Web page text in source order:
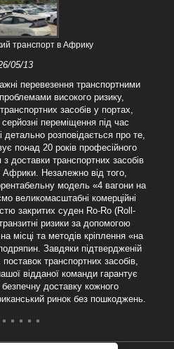
транспорт в Африку
05/13
перевезення транспортними
високого ризику,
засобів у портах,
переміщення під час
детально розповідається про те,
понад 20 років професійного
доставки транспортних засобів
Африки. Незалежно від того,
модель «4 вагони на
великомасштабні комерційні
закритих суден Ro-Ro (Roll-
ризики за допомогою
місці та методів кріплення «на
Завдяки підтвердженій
поставок транспортних засобів,
відданої команди гарантує
доставку кожного
ринок без пошкоджень.